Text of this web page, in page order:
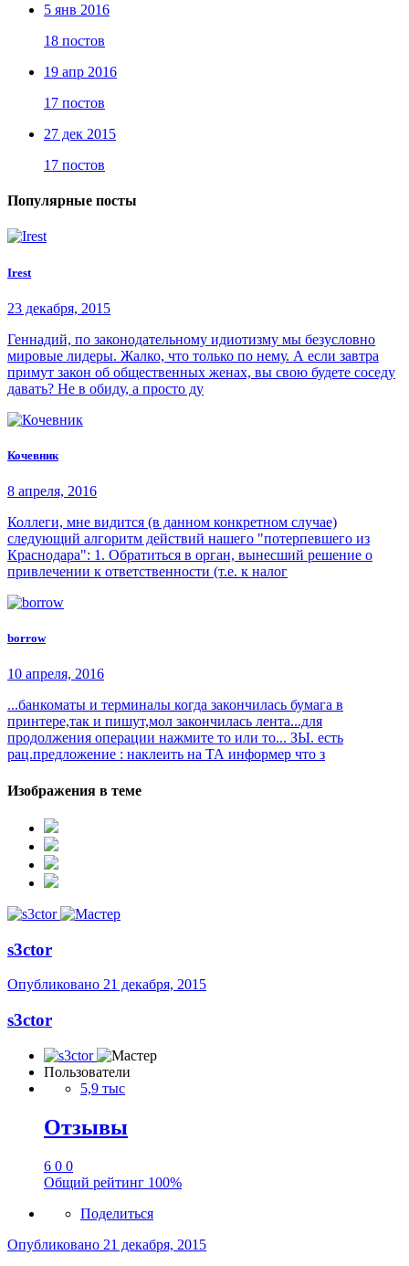
5 янв 2016
18 постов
19 апр 2016
17 постов
27 дек 2015
17 постов
Популярные посты
Irest
23 декабря, 2015
Геннадий, по законодательному идиотизму мы безусловно
мировые лидеры. Жалко, что только по нему. А если завтра
примут закон об общественных женах, вы свою будете соседу
давать? Не в обиду, а просто ду
Кочевник
8 апреля, 2016
Коллеги, мне видится (в данном конкретном случае)
следующий алгоритм действий нашего "потерпевшего из
Краснодара": 1. Обратиться в орган, вынесший решение о
привлечении к ответственности (т.е. к налог
borrow
10 апреля, 2016
...банкоматы и терминалы когда закончилась бумага в
принтере,так и пишут,мол закончилась лента...для
продолжения операции нажмите то или то... ЗЫ. есть
рац.предложение : наклеить на ТА информер что з
Изображения в теме
s3ctor
Опубликовано 21 декабря, 2015
s3ctor
Пользователи
5,9 тыс
Отзывы
6 0 0
Общий рейтинг 100%
Поделиться
Опубликовано 21 декабря, 2015